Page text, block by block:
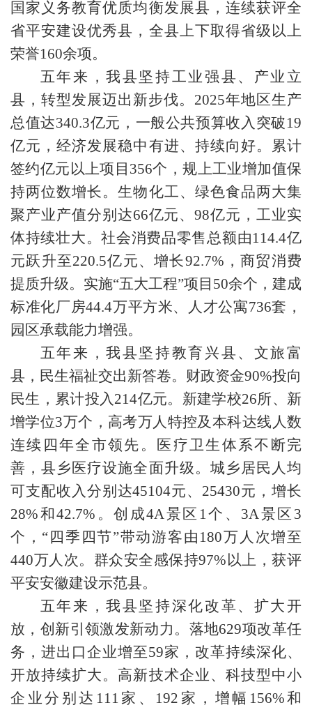
国家义务教育优质均衡发展县，连续获评全
省平安建设优秀县，全县上下取得省级以上
荣誉160余项。
五年来，我县坚持工业强县、产业立
县，转型发展迈出新步伐。2025年地区生产
总值达340.3亿元，一般公共预算收入突破19
亿元，经济发展稳中有进、持续向好。累计
签约亿元以上项目356个，规上工业增加值保
持两位数增长。生物化工、绿色食品两大集
聚产业产值分别达66亿元、98亿元，工业实
体持续壮大。社会消费品零售总额由114.4亿
元跃升至220.5亿元、增长92.7%，商贸消费
提质升级。实施“五大工程”项目50余个，建成
标准化厂房44.4万平方米、人才公寓736套，
园区承载能力增强。
五年来，我县坚持教育兴县、文旅富
县，民生福祉交出新答卷。财政资金90%投向
民生，累计投入214亿元。新建学校26所、新
增学位3万个，高考万人特控及本科达线人数
连续四年全市领先。医疗卫生体系不断完
善，县乡医疗设施全面升级。城乡居民人均
可支配收入分别达45104元、25430元，增长
28%和42.7%。创成4A景区1个、3A景区3
个，“四季四节”带动游客由180万人次增至
440万人次。群众安全感保持97%以上，获评
平安安徽建设示范县。
五年来，我县坚持深化改革、扩大开
放，创新引领激发新动力。落地629项改革任
务，进出口企业增至59家，改革持续深化、
开放持续扩大。高新技术企业、科技型中小
企业分别达111家、192家，增幅156%和